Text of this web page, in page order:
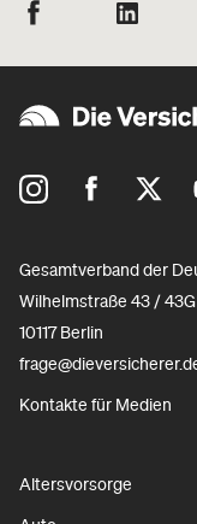
Gesamtverband der
Wilhelmstraße 43 / 43G
10117 Berlin
Kontakte für Medien
Altersvorsorge